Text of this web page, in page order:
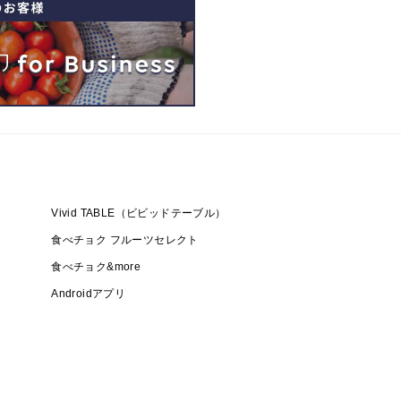
Vivid TABLE（ビビッドテーブル）
食べチョク フルーツセレクト
食べチョク&more
Androidアプリ